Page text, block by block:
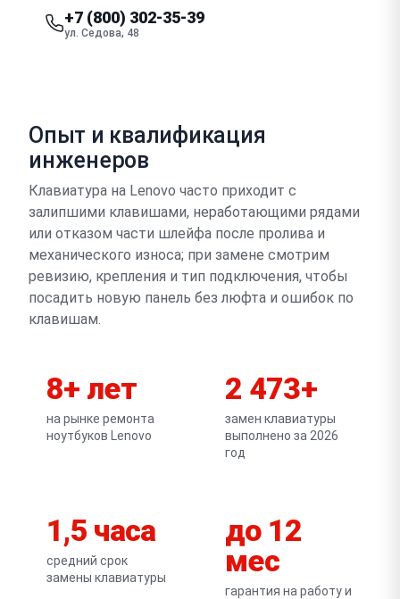
+7 (800) 302-35-39
ул. Седова, 48
Опыт и квалификация
инженеров
Клавиатура на Lenovo часто приходит с
залипшими клавишами, неработающими рядами
или отказом части шлейфа после пролива и
механического износа; при замене смотрим
ревизию, крепления и тип подключения, чтобы
посадить новую панель без люфта и ошибок по
клавишам.
8+ лет
на рынке ремонта
ноутбуков Lenovo
2 473+
замен клавиатуры
выполнено за 2026
год
1,5 часа
средний срок
замены клавиатуры
до 12
мес
гарантия на работу и